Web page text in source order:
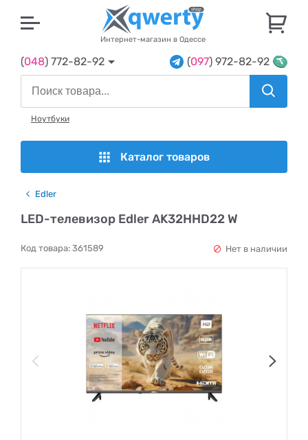
Интернет-магазин в Одессе
(048) 772-82-92 (097) 972-82-92
Ноутбуки
Каталог товаров
Edler
LED-телевизор Edler AK32HHD22 W
Код товара: 361589 Нет в наличии